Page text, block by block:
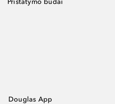
Pristatymo būdai
Douglas App